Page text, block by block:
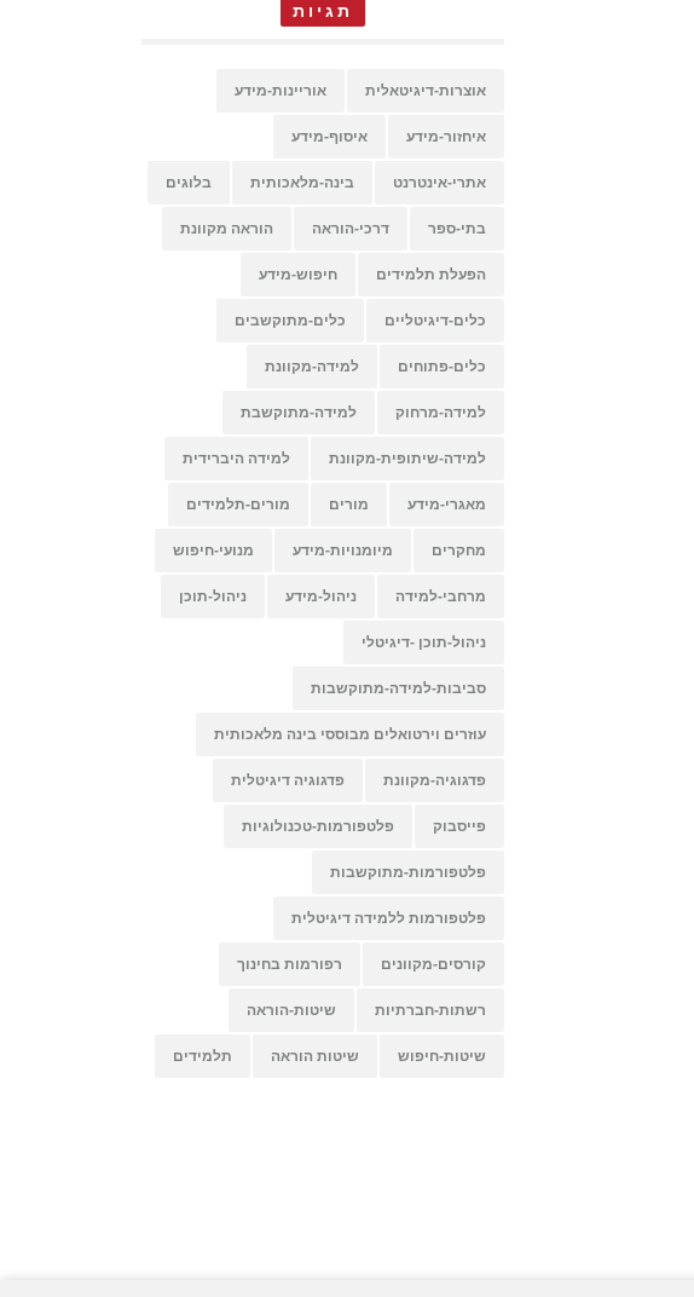
תגיות
אוצרות-דיגיטאלית אוריינות-מידע
איחזור-מידע איסוף-מידע
אתרי-אינטרנט בינה-מלאכותית בלוגים
בתי-ספר דרכי-הוראה הוראה מקוונת
הפעלת תלמידים חיפוש-מידע
כלים-דיגיטליים כלים-מתוקשבים
כלים-פתוחים למידה-מקוונת
למידה-מרחוק למידה-מתוקשבת
למידה-שיתופית-מקוונת למידה היברידית
מאגרי-מידע מורים מורים-תלמידים
מחקרים מיומנויות-מידע מנועי-חיפוש
מרחבי-למידה ניהול-מידע ניהול-תוכן
ניהול-תוכן -דיגיטלי
סביבות-למידה-מתוקשבות
עוזרים וירטואלים מבוססי בינה מלאכותית
פדגוגיה-מקוונת פדגוגיה דיגיטלית
פייסבוק פלטפורמות-טכנולוגיות
פלטפורמות-מתוקשבות
פלטפורמות ללמידה דיגיטלית
קורסים-מקוונים רפורמות בחינוך
רשתות-חברתיות שיטות-הוראה
שיטות-חיפוש שיטות הוראה תלמידים